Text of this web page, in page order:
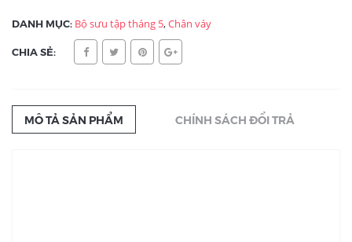
DANH MỤC: Bộ sưu tập tháng 5,Chân váy
CHIA SẺ:
MÔ TẢ SẢN PHẨM CHÍNH SÁCH ĐỔI TRẢ